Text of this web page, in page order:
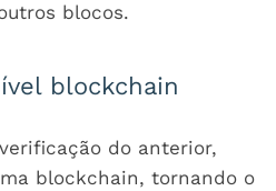
blocos.
blockchain
do anterior,
blockchain, tornando o